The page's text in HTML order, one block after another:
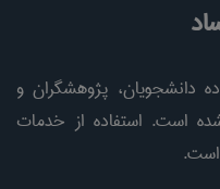
دانشجویان، پژوهشگران و
است. استفاده از خدمات
است.